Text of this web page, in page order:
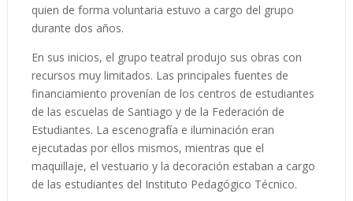
quien de forma voluntaria estuvo a cargo del grupo
durante dos años.
En sus inicios, el grupo teatral produjo sus obras con
recursos muy limitados. Las principales fuentes de
financiamiento provenían de los centros de estudiantes
de las escuelas de Santiago y de la Federación de
Estudiantes. La escenografía e iluminación eran
ejecutadas por ellos mismos, mientras que el
maquillaje, el vestuario y la decoración estaban a cargo
de las estudiantes del Instituto Pedagógico Técnico.